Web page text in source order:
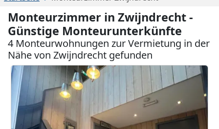
Monteurzimmer in Zwijndrecht -
Günstige Monteurunterkünfte
4 Monteurwohnungen zur Vermietung in der
Nähe von Zwijndrecht gefunden